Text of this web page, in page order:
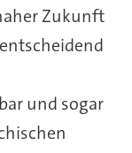
Zukunft
und sogar